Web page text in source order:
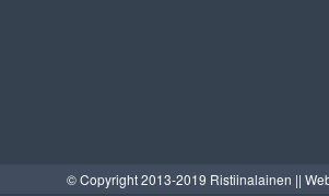
© Copyright 2013-2019 Ristiinalainen ||